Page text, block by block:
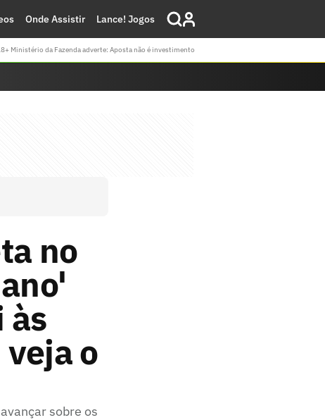
Onde Assistir Lance! Jogos
Ministério da Fazenda adverte: Aposta não é investimento
no
às
o
sobre os